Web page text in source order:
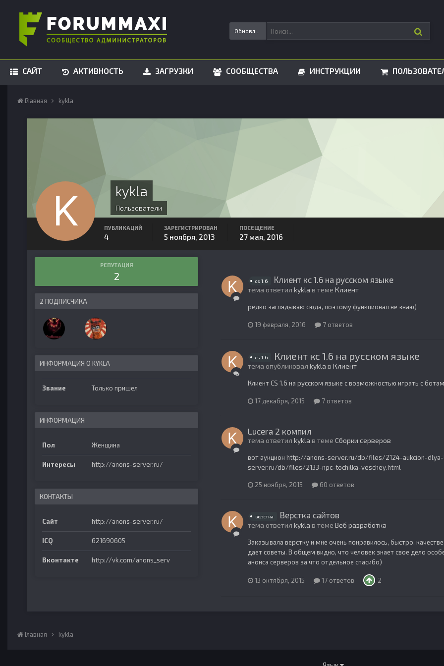
САЙТ АКТИВНОСТЬ ЗАГРУЗКИ СООБЩЕСТВА ИНСТРУКЦИИ
Главная kykla
kykla
Пользователи
ПУБЛИКАЦИЙ
4
ЗАРЕГИСТРИРОВАН
5 ноября, 2013
ПОСЕЩЕНИЕ
27 мая, 2016
РЕПУТАЦИЯ
2
2 ПОДПИСЧИКА
ИНФОРМАЦИЯ О KYKLA
Звание Только пришел
ИНФОРМАЦИЯ
Пол Женщина
Интересы http://anons-server.ru/
КОНТАКТЫ
Сайт http://anons-server.ru/
ICQ 621690605
Вконтакте http://vk.com/anons_serv
cs 1.6 Клиент кс 1.6 на русском языке
тема ответил kykla в теме Клиент
редко заглядываю сюда, поэтому функционал не знаю)
19 февраля, 2016 7 ответов
cs 1.6 Клиент кс 1.6 на русском языке
тема опубликовал kykla в Клиент
Клиент CS 1.6 на русском языке с возможностью играть с
17 декабря, 2015 7 ответов
Lucera 2 компил
тема ответил kykla в теме Сборки серверов
вот аукцион http://anons-server.ru/db/files/2124-aukcion-
server.ru/db/files/2133-npc-tochilka-veschey.html
25 ноября, 2015 60 ответов
верстка Верстка сайтов
тема ответил kykla в теме Веб разработка
Заказывала верстку и мне очень понравилось, быстро,
дает советы. В общем видно, что человек знает свое дело
анонса серверов за что отдельное спасибо)
13 октября, 2015 17 ответов 2
Главная kykla